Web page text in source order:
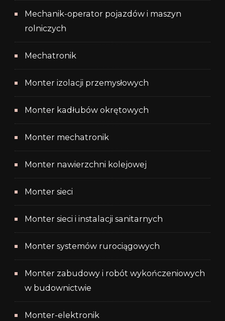
Mechanik-operator pojazdów i maszyn
rolniczych
Mechatronik
Monter izolacji przemysłowych
Monter kadłubów okrętowych
Monter mechatronik
Monter nawierzchni kolejowej
Monter sieci
Monter sieci i instalacji sanitarnych
Monter systemów rurociągowych
Monter zabudowy i robót wykończeniowych
w budownictwie
Monter-elektronik